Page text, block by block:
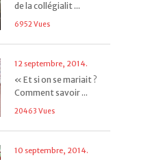
de la collégialit ...
6952 Vues
12 septembre, 2014.
« Et si on se mariait ?
Comment savoir ...
20463 Vues
10 septembre, 2014.